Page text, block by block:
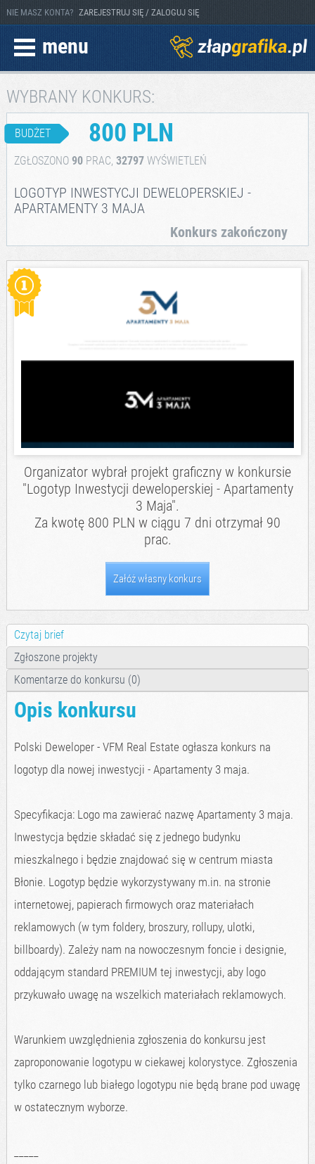
NIE MASZ KONTA? ZAREJESTRUJ SIĘ / ZALOGUJ SIĘ
menu
WYBRANY KONKURS:
BUDŻET 800 PLN
ZGŁOSZONO 90PRAC, 32797WYŚWIETLEŃ
LOGOTYP INWESTYCJI DEWELOPERSKIEJ -
APARTAMENTY 3 MAJA
Konkurs zakończony
Organizator wybrał projekt graficzny w konkursie
"Logotyp Inwestycji deweloperskiej - Apartamenty
3 Maja".
Za kwotę 800 PLN w ciągu 7 dni otrzymał 90
prac.
Załóż własny konkurs
Czytaj brief
Zgłoszone projekty
Komentarze do konkursu (0)
Opis konkursu
Polski Deweloper - VFM Real Estate ogłasza konkurs na
logotyp dla nowej inwestycji - Apartamenty 3 maja.
Specyfikacja: Logo ma zawierać nazwę Apartamenty 3 maja.
Inwestycja będzie składać się z jednego budynku
mieszkalnego i będzie znajdować się w centrum miasta
Błonie. Logotyp będzie wykorzystywany m.in. na stronie
internetowej, papierach firmowych oraz materiałach
reklamowych (w tym foldery, broszury, rollupy, ulotki,
billboardy). Zależy nam na nowoczesnym foncie i designie,
oddającym standard PREMIUM tej inwestycji, aby logo
przykuwało uwagę na wszelkich materiałach reklamowych.
Warunkiem uwzględnienia zgłoszenia do konkursu jest
zaproponowanie logotypu w ciekawej kolorystyce. Zgłoszenia
tylko czarnego lub białego logotypu nie będą brane pod uwagę
w ostatecznym wyborze.